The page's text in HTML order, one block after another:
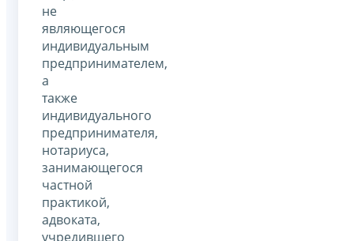
не
являющегося
индивидуальным
предпринимателем,
а
также
индивидуального
предпринимателя,
нотариуса,
занимающегося
частной
практикой,
адвоката,
учредившего